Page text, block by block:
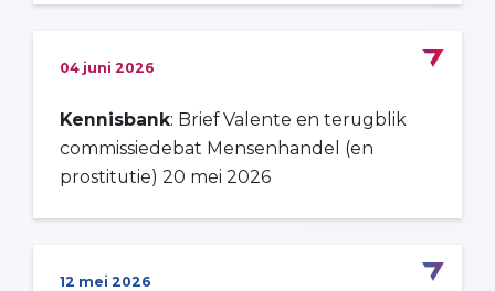
04 juni 2026
Kennisbank: Brief Valente en terugblik
commissiedebat Mensenhandel (en
prostitutie) 20 mei 2026
12 mei 2026